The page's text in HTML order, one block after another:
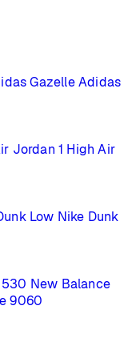
Gazelle Adidas
Jordan 1 High Air
Low Nike Dunk
New Balance
9060